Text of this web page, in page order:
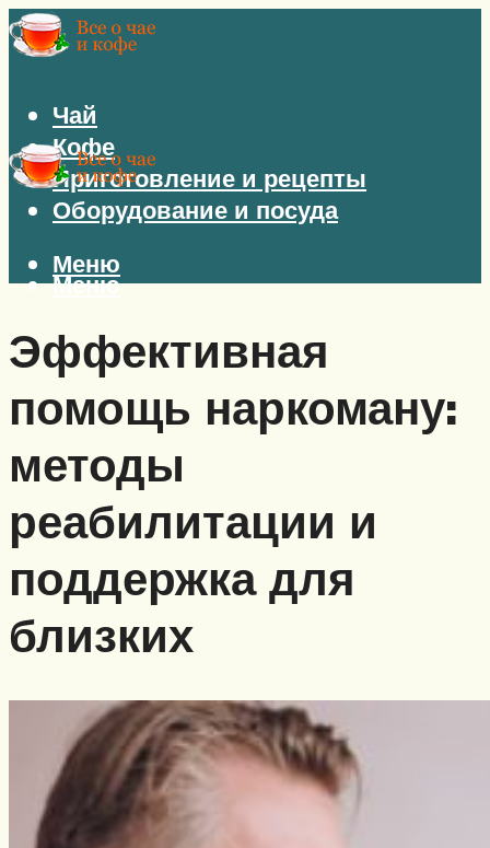
Чай
Кофе
Приготовление и рецепты
Оборудование и посуда
Меню
Меню
Эффективная
помощь наркоману:
методы
реабилитации и
поддержка для
близких